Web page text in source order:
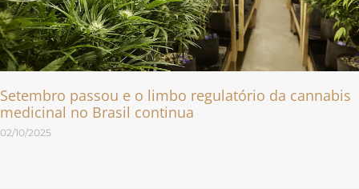
Setembro passou e o limbo regulatório da cannabis
medicinal no Brasil continua
02/10/2025